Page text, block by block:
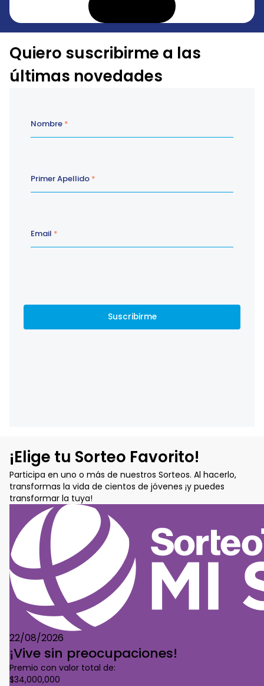
Quiero suscribirme a las
últimas novedades
¡Elige tu Sorteo Favorito!
Participa en uno o más de nuestros Sorteos. Al hacerlo,
transformas la vida de cientos de jóvenes ¡y puedes
transformar la tuya!
22/08/2026
¡Vive sin preocupaciones!
Premio con valor total de:
$34,000,000